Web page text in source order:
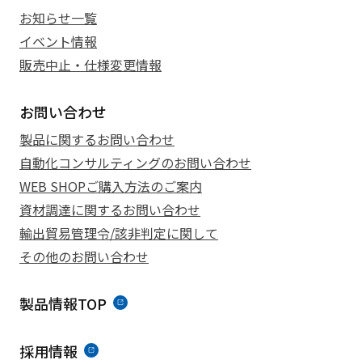
お知らせ一覧
イベント情報
販売中止・仕様変更情報
お問い合わせ
製品に関するお問い合わせ
自動化コンサルティングのお問い合わせ
WEB SHOPご購入方法のご案内
資材調達に関するお問い合わせ
輸出貿易管理令/該非判定に関して
その他のお問い合わせ
製品情報TOP
採用情報